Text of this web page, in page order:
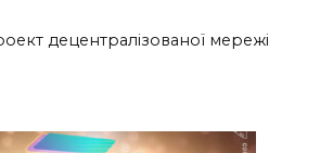
децентралізованої мережі